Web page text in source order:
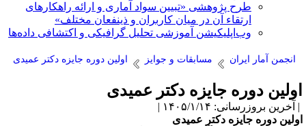
طرح پژوهشی «تبیین سواد آماری و ارائه راهکارهای
ارتقاء آن در میان کاربران و ذینفعان مختلف»
وب‌اپلیکیشن آموزشی تحلیل گرافیکی و اکتشافی داده‌ها
انجمن آمار ایران مسابقات و جوایز اولین دوره جایزه دکتر عمیدی
دوره جایزه دکتر عمیدی
بروزرسانی: ۱۴۰۵/۱/۱۴ |
دوره جایزه دکتر عمیدی